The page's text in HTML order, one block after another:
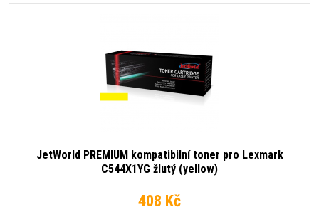
JetWorld PREMIUM kompatibilní toner pro Lexmark
C544X1YG žlutý (yellow)
408 Kč